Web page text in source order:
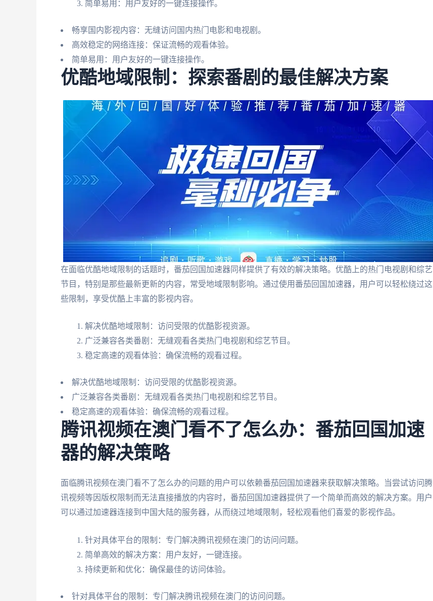
简单易用：用户友好的一键连接操作。
畅享国内影视内容：无缝访问国内热门电影和电视剧。
高效稳定的网络连接：保证流畅的观看体验。
简单易用：用户友好的一键连接操作。
优酷地域限制：探索番剧的最佳解决方案
在面临优酷地域限制的话题时，番茄回国加速器同样提供了有效的解决策略。优酷上的热门电视剧和综艺
节目，特别是那些最新更新的内容，常受地域限制影响。通过使用番茄回国加速器，用户可以轻松绕过这
些限制，享受优酷上丰富的影视内容。
解决优酷地域限制：访问受限的优酷影视资源。
广泛兼容各类番剧：无缝观看各类热门电视剧和综艺节目。
稳定高速的观看体验：确保流畅的观看过程。
解决优酷地域限制：访问受限的优酷影视资源。
广泛兼容各类番剧：无缝观看各类热门电视剧和综艺节目。
稳定高速的观看体验：确保流畅的观看过程。
腾讯视频在澳门看不了怎么办：番茄回国加速
器的解决策略
面临腾讯视频在澳门看不了怎么办的问题的用户可以依赖番茄回国加速器来获取解决策略。当尝试访问腾
讯视频等因版权限制而无法直接播放的内容时，番茄回国加速器提供了一个简单而高效的解决方案。用户
可以通过加速器连接到中国大陆的服务器，从而绕过地域限制，轻松观看他们喜爱的影视作品。
针对具体平台的限制：专门解决腾讯视频在澳门的访问问题。
简单高效的解决方案：用户友好，一键连接。
持续更新和优化：确保最佳的访问体验。
针对具体平台的限制：专门解决腾讯视频在澳门的访问问题。